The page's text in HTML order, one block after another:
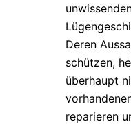
Deren
schützen,
überhaupt
reparieren